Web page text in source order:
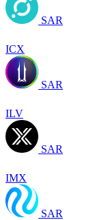
SAR
ICX
SAR
ILV
SAR
IMX
SAR